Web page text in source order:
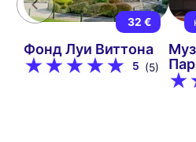
32 €
Фонд Луи Виттона
5 (5)